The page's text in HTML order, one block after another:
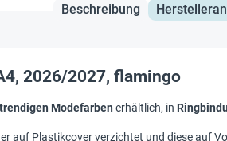
Beschreibung
2026/2027, flamingo
trendigen Modefarben erhältlich, in
auf Plastikcover verzichtet und diese